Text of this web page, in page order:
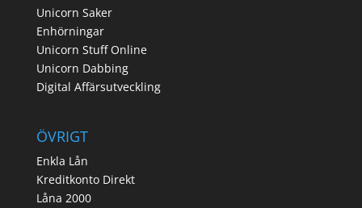
Unicorn Saker
Enhörningar
Unicorn Stuff Online
Unicorn Dabbing
Digital Affärsutveckling
ÖVRIGT
Enkla Lån
Kreditkonto Direkt
Låna 2000